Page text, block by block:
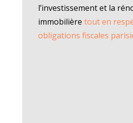
l’investissement et la
immobilière tout en
obligations fiscales